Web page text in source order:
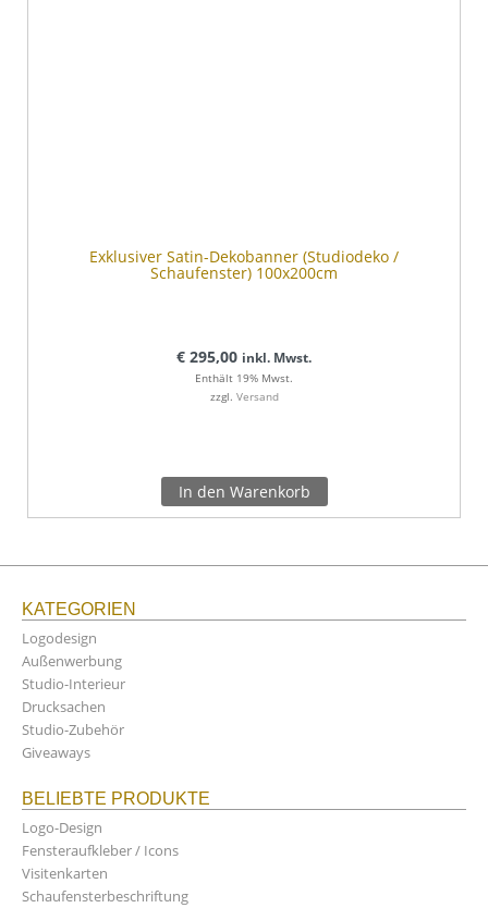
Exklusiver Satin-Dekobanner (Studiodeko /
Schaufenster) 100x200cm
€ 295,00 inkl. Mwst.
Enthält 19% Mwst.
zzgl. Versand
In den Warenkorb
KATEGORIEN
Logodesign
Außenwerbung
Studio-Interieur
Drucksachen
Studio-Zubehör
Giveaways
BELIEBTE PRODUKTE
Logo-Design
Fensteraufkleber / Icons
Visitenkarten
Schaufensterbeschriftung